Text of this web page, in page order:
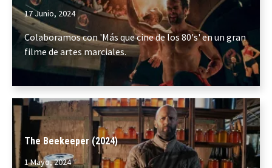
17 Junio, 2024
Colaboramos con 'Más que cine de los 80's' en un gran
filme de artes marciales.
The Beekeeper (2024)
1 Mayo, 2024